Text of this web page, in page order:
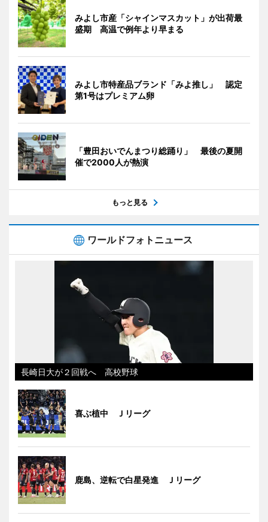
みよし市産「シャインマスカット」が出荷最
盛期 高温で例年より早まる
みよし市特産品ブランド「みよ推し」 認定
第1号はプレミアム卵
「豊田おいでんまつり総踊り」 最後の夏開
催で2000人が熱演
もっと見る
ワールドフォトニュース
長崎日大が２回戦へ 高校野球
喜ぶ植中 Ｊリーグ
鹿島、逆転で白星発進 Ｊリーグ